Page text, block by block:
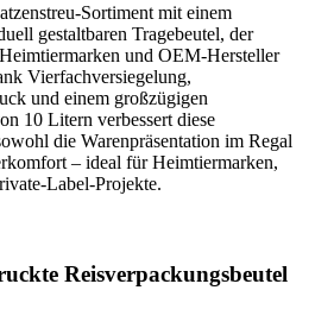
Sortiment mit einem
gestaltbaren Tragebeutel, der
und OEM-Hersteller
Vierfachversiegelung,
und einem großzügigen
10 Litern verbessert diese
die Warenpräsentation im Regal
– ideal für Heimtiermarken,
Label-Projekte.
Reisverpackungsbeutel